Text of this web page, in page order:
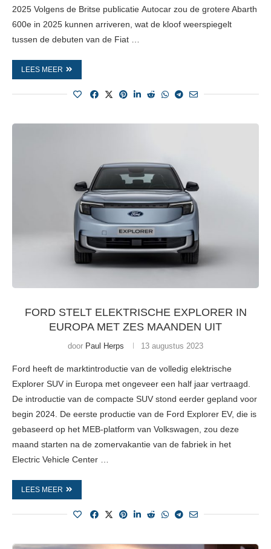
2025 Volgens de Britse publicatie Autocar zou de grotere Abarth
600e in 2025 kunnen arriveren, wat de kloof weerspiegelt
tussen de debuten van de Fiat …
LEES MEER
FORD STELT ELEKTRISCHE EXPLORER IN
EUROPA MET ZES MAANDEN UIT
door Paul Herps 13 augustus 2023
Ford heeft de marktintroductie van de volledig elektrische
Explorer SUV in Europa met ongeveer een half jaar vertraagd.
De introductie van de compacte SUV stond eerder gepland voor
begin 2024. De eerste productie van de Ford Explorer EV, die is
gebaseerd op het MEB-platform van Volkswagen, zou deze
maand starten na de zomervakantie van de fabriek in het
Electric Vehicle Center …
LEES MEER